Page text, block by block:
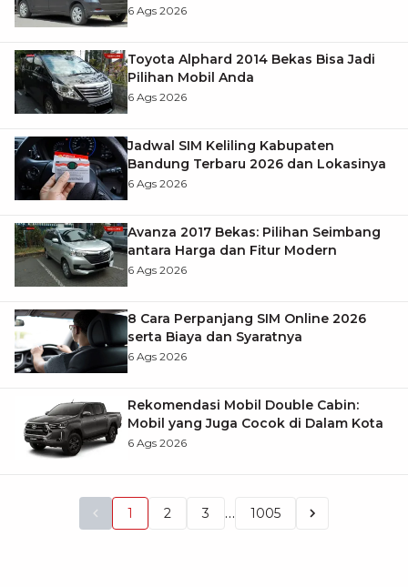
Kebutuhan Jangka Panjang
6 Ags 2026
Toyota Alphard 2014 Bekas Bisa Jadi
Pilihan Mobil Anda
6 Ags 2026
Jadwal SIM Keliling Kabupaten
Bandung Terbaru 2026 dan Lokasinya
6 Ags 2026
Avanza 2017 Bekas: Pilihan Seimbang
antara Harga dan Fitur Modern
6 Ags 2026
8 Cara Perpanjang SIM Online 2026
serta Biaya dan Syaratnya
6 Ags 2026
Rekomendasi Mobil Double Cabin:
Mobil yang Juga Cocok di Dalam Kota
6 Ags 2026
1 2 3 … 1005